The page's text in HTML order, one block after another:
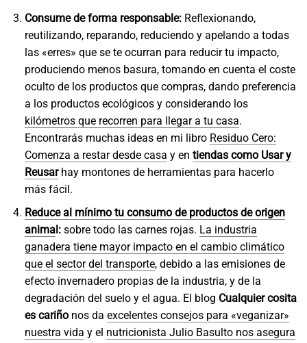
Consume de forma responsable:Reflexionando,
reutilizando, reparando, reduciendo y apelando a todas
las «erres» que se te ocurran para reducir tu impacto,
produciendo menos basura, tomando en cuenta el coste
oculto de los productos que compras, dando preferencia
a los productos ecológicos y considerando los
kilómetros que recorren para llegar a tu casa.
Encontrarás muchas ideas en mi libro Residuo Cero:
Comenza a restar desde casa y en tiendas como Usar y
Reusarhay montones de herramientas para hacerlo
más fácil.
Reduce al mínimo tu consumo de productos de origen
animal:sobre todo las carnes rojas. La industria
ganadera tiene mayor impacto en el cambio climático
que el sector del transporte, debido a las emisiones de
efecto invernadero propias de la industria, y de la
degradación del suelo y el agua. El blog Cualquier cosita
es cariñonos da excelentes consejos para «veganizar»
nuestra vida y el nutricionista Julio Basulto nos asegura